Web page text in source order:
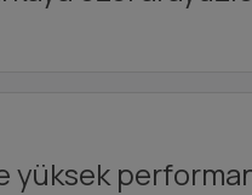
yüksek